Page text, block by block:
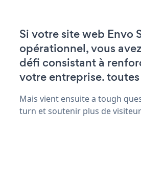
Si votre site web Envo
opérationnel, vous
défi consistant à
votre entreprise.
Mais vient ensuite a tough
turn et soutenir plus de